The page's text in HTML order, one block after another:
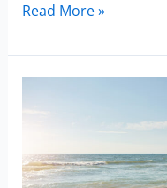
Read More »
zabluda
letovanje:
„Neće